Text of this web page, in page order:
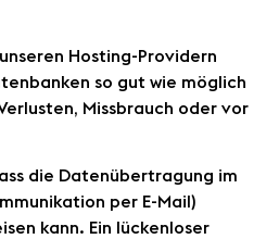
Hosting-Providern
so gut wie möglich
Missbrauch oder vor
die Datenübertragung im
per E-Mail)
kann. Ein lückenloser